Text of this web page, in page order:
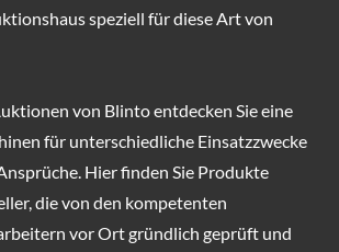
speziell für diese Art von
von Blinto entdecken Sie eine
für unterschiedliche Einsatzzwecke
Hier finden Sie Produkte
die von den kompetenten
vor Ort gründlich geprüft und